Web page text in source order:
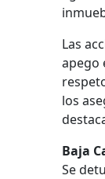
Las
apego
los
Baja
Se